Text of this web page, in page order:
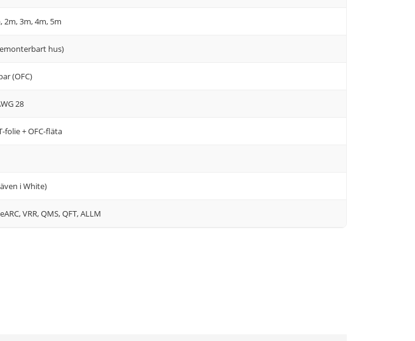
2m, 3m, 4m, 5m
hus)
(OFC)
28
folie + OFC-fläta
i White)
VRR, QMS, QFT, ALLM